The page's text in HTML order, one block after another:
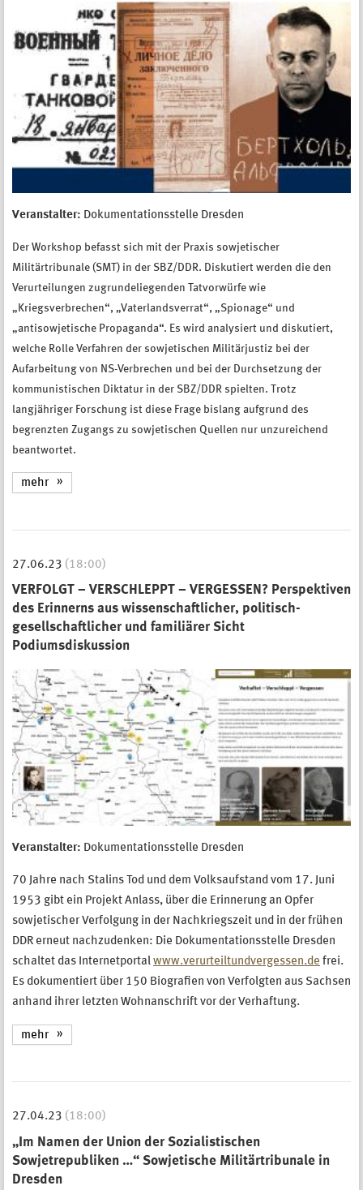
Veranstalter: Dokumentationsstelle Dresden
Der Workshop befasst sich mit der Praxis sowjetischer
Militärtribunale (SMT) in der SBZ/DDR. Diskutiert werden die den
Verurteilungen zugrundeliegenden Tatvorwürfe wie
„Kriegsverbrechen“, „Vaterlandsverrat“, „Spionage“ und
„antisowjetische Propaganda“. Es wird analysiert und diskutiert,
welche Rolle Verfahren der sowjetischen Militärjustiz bei der
Aufarbeitung von NS-Verbrechen und bei der Durchsetzung der
kommunistischen Diktatur in der SBZ/DDR spielten. Trotz
langjähriger Forschung ist diese Frage bislang aufgrund des
begrenzten Zugangs zu sowjetischen Quellen nur unzureichend
beantwortet.
mehr
27.06.23 (18:00)
VERFOLGT – VERSCHLEPPT – VERGESSEN? Perspektiven
des Erinnerns aus wissenschaftlicher, politisch-
gesellschaftlicher und familiärer Sicht
Podiumsdiskussion
Veranstalter: Dokumentationsstelle Dresden
70 Jahre nach Stalins Tod und dem Volksaufstand vom 17. Juni
1953 gibt ein Projekt Anlass, über die Erinnerung an Opfer
sowjetischer Verfolgung in der Nachkriegszeit und in der frühen
DDR erneut nachzudenken: Die Dokumentationsstelle Dresden
schaltet das Internetportal www.verurteiltundvergessen.de frei.
Es dokumentiert über 150 Biografien von Verfolgten aus Sachsen
anhand ihrer letzten Wohnanschrift vor der Verhaftung.
mehr
27.04.23 (18:00)
„Im Namen der Union der Sozialistischen
Sowjetrepubliken …“ Sowjetische Militärtribunale in
Dresden